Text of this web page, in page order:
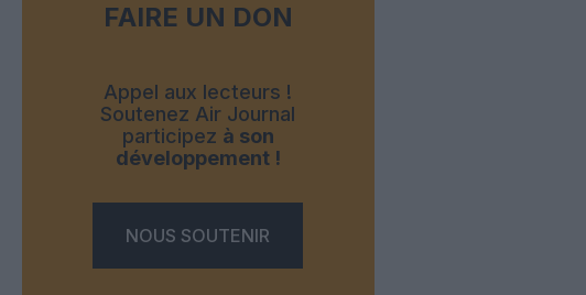
FAIRE UN DON
Appel aux lecteurs !
Soutenez Air Journal
participez à son
développement !
NOUS SOUTENIR